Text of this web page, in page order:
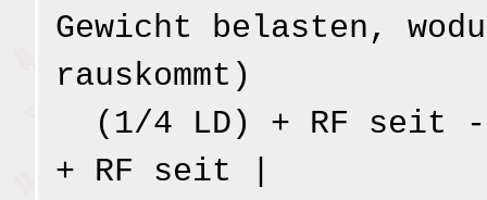
Gewicht belasten,
rauskommt)
(1/4 LD) + RF seit -
+ RF seit |